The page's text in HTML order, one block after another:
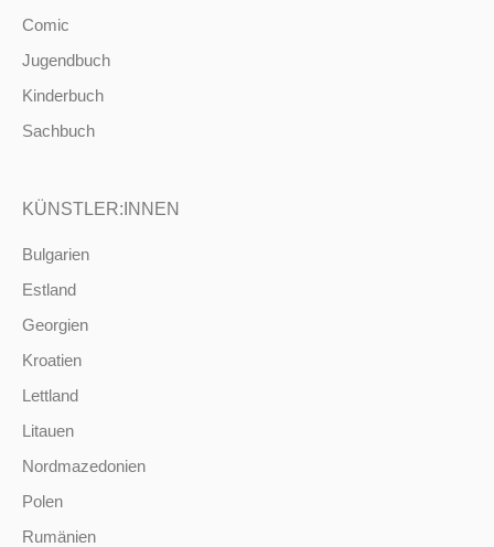
Comic
Jugendbuch
Kinderbuch
Sachbuch
KÜNSTLER:INNEN
Bulgarien
Estland
Georgien
Kroatien
Lettland
Litauen
Nordmazedonien
Polen
Rumänien